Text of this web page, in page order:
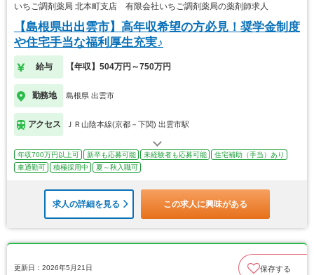
いちご調剤薬局 北本町支店 有限会社いちご調剤薬局の薬剤師求人
【島根県出出雲市】高年収希望の方必見！奨学金制度
や住宅手当な福利厚生充実♪
給与 【年収】504万円～750万円
勤務地 島根県 出雲市
アクセス ＪＲ山陰本線(京都－下関) 出雲市駅
年収700万円以上可 新卒も応募可能 未経験者も応募可能
住宅補助（手当）あり
車通勤可
積極採用中 夏～秋入職可
求人の詳細を見る この求人に興味がある
更新日：2026年5月21日 保存する